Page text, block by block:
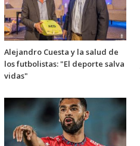
Alejandro Cuesta y la salud de
los futbolistas: "El deporte salva
vidas"